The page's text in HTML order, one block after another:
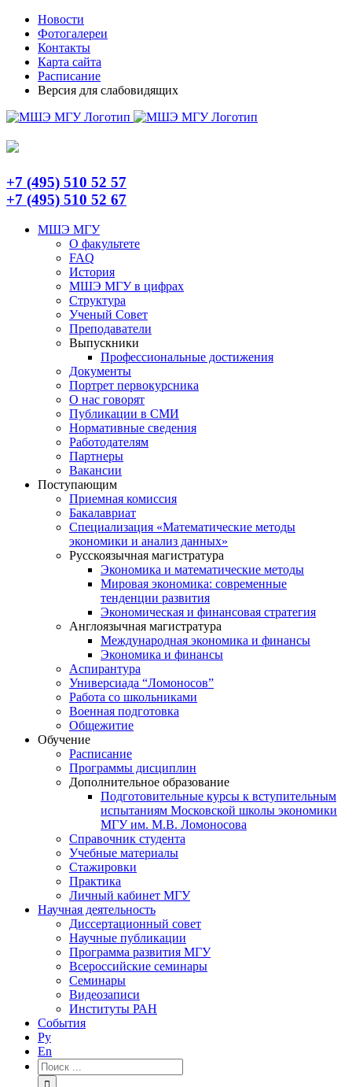
Skip
content
TelegramНовости
Фотогалереи
Контакты
Карта сайта
Расписание
Версия для слабовидящих
+7 (495) 510 52 57
+7 (495) 510 52 67
МШЭ МГУ
О факультете
FAQ
История
МШЭ МГУ в цифрах
Структура
Ученый Совет
Преподаватели
Выпускники
Профессиональные достижения
Документы
Портрет первокурсника
О нас говорят
Публикации в СМИ
Нормативные сведения
Работодателям
Партнеры
Вакансии
Поступающим
Приемная комиссия
Бакалавриат
Специализация «Математические методы
экономики и анализ данных»
Русскоязычная магистратура
Экономика и математические методы
Мировая экономика: современные
тенденции развития
Экономическая и финансовая стратегия
Англоязычная магистратура
Международная экономика и финансы
Экономика и финансы
Аспирантура
Универсиада “Ломоносов”
Работа со школьниками
Военная подготовка
Общежитие
Обучение
Расписание
Программы дисциплин
Дополнительное образование
Подготовительные курсы к вступительным
испытаниям Московской школы экономики
МГУ им. М.В. Ломоносова
Справочник студента
Учебные материалы
Стажировки
Практика
Личный кабинет МГУ
Научная деятельность
Диссертационный совет
Научные публикации
Программа развития МГУ
Всероссийские семинары
Семинары
Видеозаписи
Институты РАН
События
Ру
En
Результат
поиска: